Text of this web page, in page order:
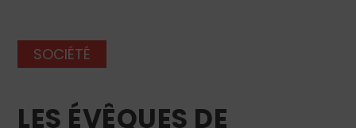
SOCIÉTÉ
LES ÉVÊQUES DE